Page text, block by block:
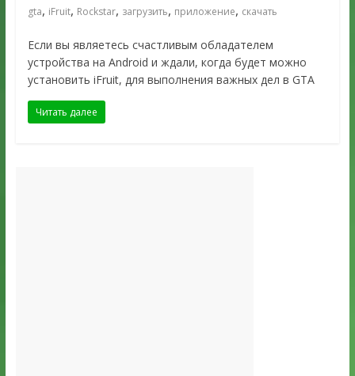
gta, iFruit, Rockstar, загрузить, приложение, скачать
Если вы являетесь счастливым обладателем
устройства на Android и ждали, когда будет можно
установить iFruit, для выполнения важных дел в GTA
Читать далее